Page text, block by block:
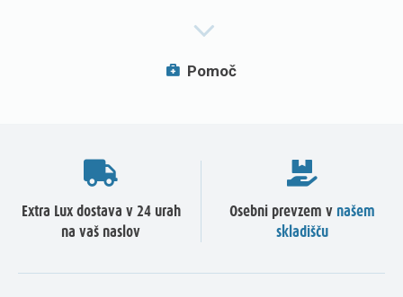
Pomoč
Extra Lux dostava v 24 urah
na vaš naslov
Osebni prevzem v našem
skladišču